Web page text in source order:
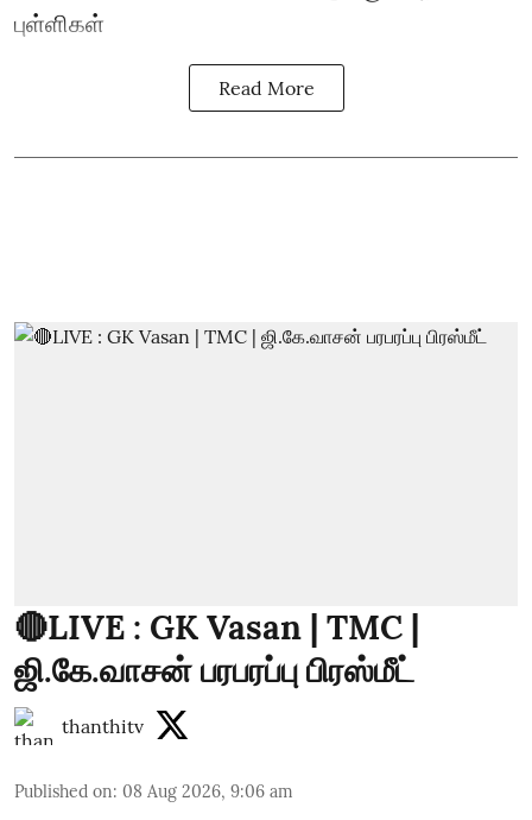
புள்ளிகள்
Read More
🔴LIVE : GK Vasan | TMC |
ஜி.கே.வாசன் பரபரப்பு பிரஸ்மீட்
thanthitv
Published on: 08 Aug 2026, 9:06 am